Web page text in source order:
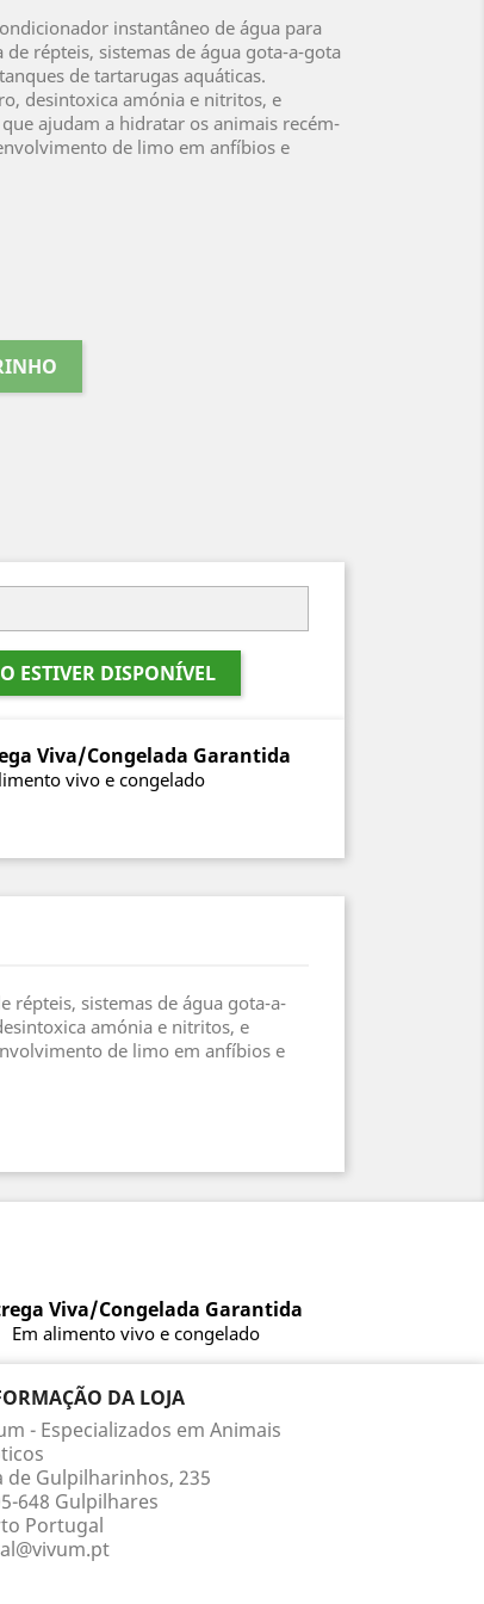
instantâneo de água para
répteis, sistemas de água gota-a-gota
de tartarugas aquáticas.
desintoxica amónia e nitritos, e
ajudam a hidratar os animais recém-
de limo em anfíbios e
ESTIVER DISPONÍVEL
Viva/Congelada Garantida
vivo e congelado
répteis, sistemas de água gota-a-
amónia e nitritos, e
de limo em anfíbios e
Viva/Congelada Garantida
Em alimento vivo e congelado
DA LOJA
- Especializados em Animais
de Gulpilharinhos, 235
648 Gulpilhares
Portugal